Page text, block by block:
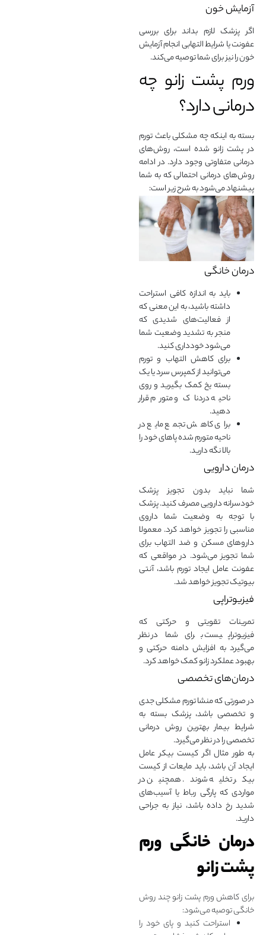
آزمایش‌ خون
اگر پزشک لازم بداند برای بررسی
عفونت یا شرایط التهابی انجام آزمایش
خون را نیز برای شما توصیه می‌کند.
ورم پشت زانو چه
درمانی دارد؟
بسته به اینکه چه مشکلی باعث تورم
در پشت زانو شده است، روش‌های
درمانی متفاوتی وجود دارد. در ادامه
روش‌های درمانی احتمالی که به شما
پیشنهاد می‌شود به شرح زیر است:
درمان خانگی
باید به اندازه کافی استراحت
داشته باشید، به این معنی که
از فعالیت‌های شدیدی که
منجر به تشدید وضعیت شما
می‌شود خودداری کنید.
برای کاهش التهاب و تورم
می‌توانید از کمپرس سرد یا یک
بسته یخ کمک بگیرید و روی
ناحیه دردناک و متورم قرار
دهید.
برای کاهش تجمع مایع در
ناحیه متورم شده پاهای خود را
بالا نگه دارید.
درمان دارویی
شما نباید بدون تجویز پزشک
خودسرانه دارویی مصرف کنید. پزشک
با توجه به وضعیت شما داروی
مناسبی را تجویز خواهد کرد. معمولا
داروهای مسکن و ضد التهاب برای
شما تجویز می‌شود. در مواقعی که
عفونت عامل ایجاد تورم باشد، آنتی
بیوتیک تجویز خواهد شد.
فیزیوتراپی
تمرینات تقویتی و حرکتی که
فیزیوتراپیست برای شما در نظر
می‌گیرد به افزایش دامنه حرکتی و
بهبود عملکرد زانو کمک خواهد کرد.
درمان‌های تخصصی
در صورتی که منشا تورم مشکلی جدی
و تخصصی باشد، پزشک بسته به
شرایط بیمار بهترین روش درمانی
تخصصی را در نظر می‌گیرد.
به طور مثال اگر کیست بیکر عامل
ایجاد آن باشد، باید مایعات از کیست
بیکر تخلیه شوند. همچنین در
مواردی که پارگی رباط یا آسیب‌های
شدید رخ داده باشد، نیاز به جراحی
دارید.
درمان خانگی ورم
پشت زانو
برای کاهش ورم پشت زانو چند روش
خانگی توصیه می‌شود:
استراحت کنید و پای خود را